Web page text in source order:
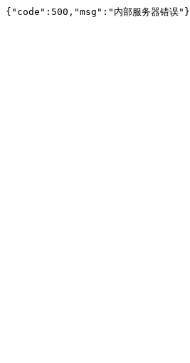
{"code":500,"msg":"内部服务器错误"}